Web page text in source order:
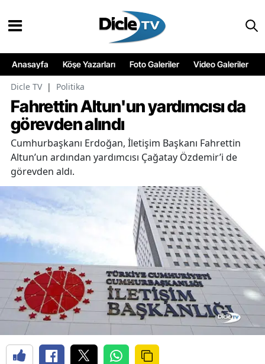
Anasayfa Köşe Yazarları Foto Galeriler Video Galeriler
Dicle TV | Politika
Fahrettin Altun'un yardımcısı da
görevden alındı
Cumhurbaşkanı Erdoğan, İletişim Başkanı Fahrettin
Altun’un ardından yardımcısı Çağatay Özdemir’i de
görevden aldı.